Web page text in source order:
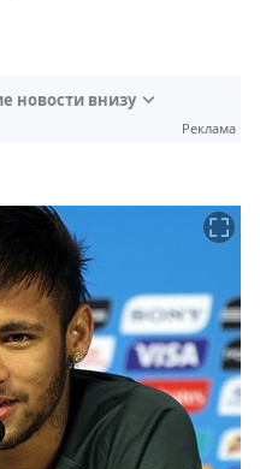
новости внизу
Реклама